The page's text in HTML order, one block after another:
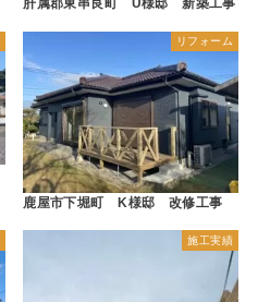
肝属郡東串良町 U様邸 新築工事
リフォーム
鹿屋市下堀町 K様邸 改修工事
施工実績